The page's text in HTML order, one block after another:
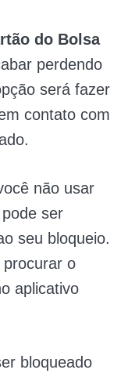
do Bolsa
perdendo
será fazer
contato com
não usar
ser
seu bloqueio.
procurar o
aplicativo
bloqueado